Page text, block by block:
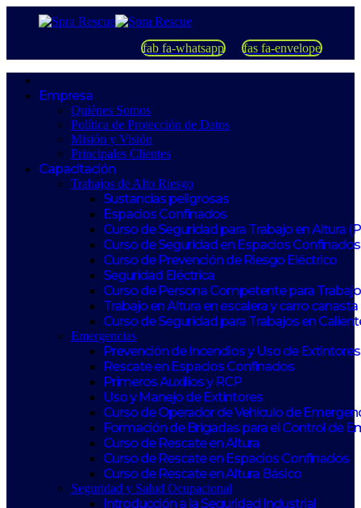
fab fa-whatsapp fas fa-envelope
Empresa
Quiénes Somos
Política de Protección de Datos
Misión y Visión
Principales Clientes
Capacitación
Trabajos de Alto Riesgo
Sustancias peligrosas
Espacios Confinados
Curso de Seguridad para Trabajo en Altura
Curso de Seguridad en Espacios
Curso de Prevención de Riesgo Eléctrico
Seguridad Eléctrica
Curso de Persona Competente para
Trabajo en Altura en escalera y carro canasta
Curso de Seguridad para Trabajos en
Emergencias
Prevención de Incendios y Uso de Extintores
Rescate en Espacios Confinados
Primeros Auxilios y RCP
Uso y Manejo de Extintores
Curso de Operador de Vehículo de
Formación de Brigadas para el Control de
Curso de Rescate en Altura
Curso de Rescate en Espacios Confinados
Curso de Rescate en Altura Básico
Seguridad y Salud Ocupacional
Introducción a la Seguridad Industrial